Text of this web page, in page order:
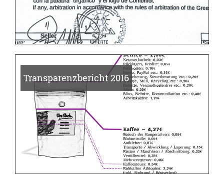
Transparenzbericht 2016